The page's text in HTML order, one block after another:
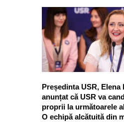
Președinta USR, Elena
anunțat că USR va
proprii la următoarele
O echipă alcătuită din